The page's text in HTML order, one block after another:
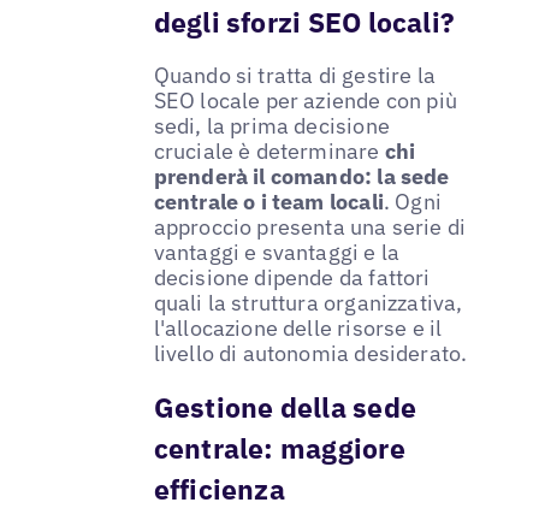
degli sforzi SEO locali?
Quando si tratta di gestire la
SEO locale per aziende con più
sedi, la prima decisione
cruciale è determinare chi
prenderà il comando: la sede
centrale o i team locali. Ogni
approccio presenta una serie di
vantaggi e svantaggi e la
decisione dipende da fattori
quali la struttura organizzativa,
l'allocazione delle risorse e il
livello di autonomia desiderato.
Gestione della sede
centrale: maggiore
efficienza